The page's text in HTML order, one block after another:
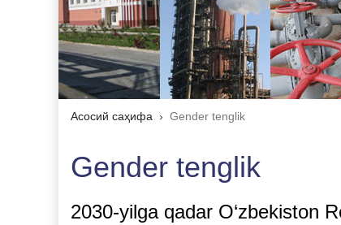
Асосий саҳифа Gender tenglik
Gender tenglik
2030-yilga qadar O‘zbekiston